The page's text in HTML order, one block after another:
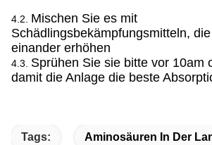
4.2. Mischen Sie es mit
Schädlingsbekämpfungsmitteln,
einander erhöhen
4.3. Sprühen Sie sie bitte vor 10am
damit die Anlage die beste
Tags: Aminosäuren In Der